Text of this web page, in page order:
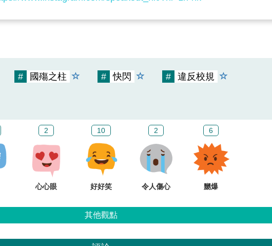
# 國殤之柱 # 快閃 # 違反校規
2
心心眼
10
好好笑
2
令人傷心
6
嬲爆
其他觀點